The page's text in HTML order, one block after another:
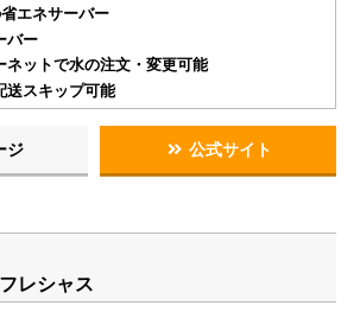
エネサーバー
バー
ネットで水の注文・変更可能
送スキップ可能
ジ 公式サイト
レシャス